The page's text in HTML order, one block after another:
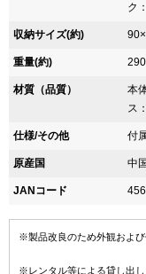
ク
収納サイズ(約)
重量(約)
材質（品質）
本
ス
仕様/その他 付
原産国 中国
JANコード
※製品改良のため外観および
※レンタル等による貸し出